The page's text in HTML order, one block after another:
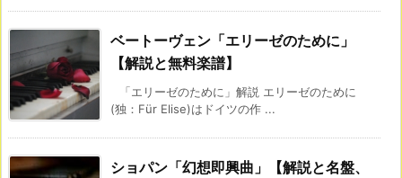
ベートーヴェン「エリーゼのために」
【解説と無料楽譜】
「エリーゼのために」解説 エリーゼのために
(独：Für Elise)はドイツの作 ...
ショパン「幻想即興曲」【解説と名盤、